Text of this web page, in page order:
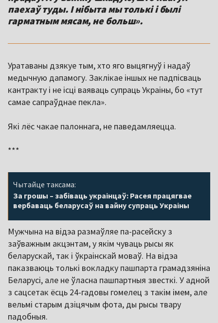
паехаў туды. І нібыта мы толькі і былі
гарматным мясам, не больш».
Уратаваны дзякуе тым, хто яго выцягнуў і надаў
медычную дапамогу. Заклікае іншых не падпісваць
кантракту і не ісці ваяваць супраць Украіны, бо «тут
самае сапраўднае пекла».
Які лёс чакае палоннага, не паведамляецца.
***
Чытайце таксама:
За грошы – забіваць украінцаў: Расея працягвае
вербаваць беларусаў на вайну супраць Украіны
Мужчына на відэа размаўляе па-расейску з
заўважным акцэнтам, у якім чуваць рысы як
беларускай, так і ўкраінскай моваў. На відэа
паказваюць толькі вокладку пашпарта грамадзяніна
Беларусі, але не ўласна пашпартныя звесткі. У адной
з сацсетак ёсць 24-гадовы гомелец з такім імем, але
вельмі старым дзіцячым фота, ды рысы твару
падобныя.